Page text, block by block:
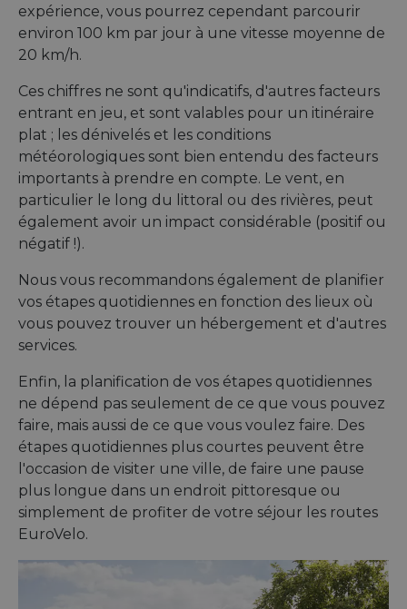
expérience, vous pourrez cependant parcourir
environ 100 km par jour à une vitesse moyenne de
20 km/h.
Ces chiffres ne sont qu'indicatifs, d'autres facteurs
entrant en jeu, et sont valables pour un itinéraire
plat ; les dénivelés et les conditions
météorologiques sont bien entendu des facteurs
importants à prendre en compte. Le vent, en
particulier le long du littoral ou des rivières, peut
également avoir un impact considérable (positif ou
négatif !).
Nous vous recommandons également de planifier
vos étapes quotidiennes en fonction des lieux où
vous pouvez trouver un hébergement et d'autres
services.
Enfin, la planification de vos étapes quotidiennes
ne dépend pas seulement de ce que vous pouvez
faire, mais aussi de ce que vous voulez faire. Des
étapes quotidiennes plus courtes peuvent être
l'occasion de visiter une ville, de faire une pause
plus longue dans un endroit pittoresque ou
simplement de profiter de votre séjour les routes
EuroVelo.